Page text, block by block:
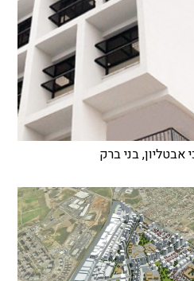
אבטליון, בני ברק